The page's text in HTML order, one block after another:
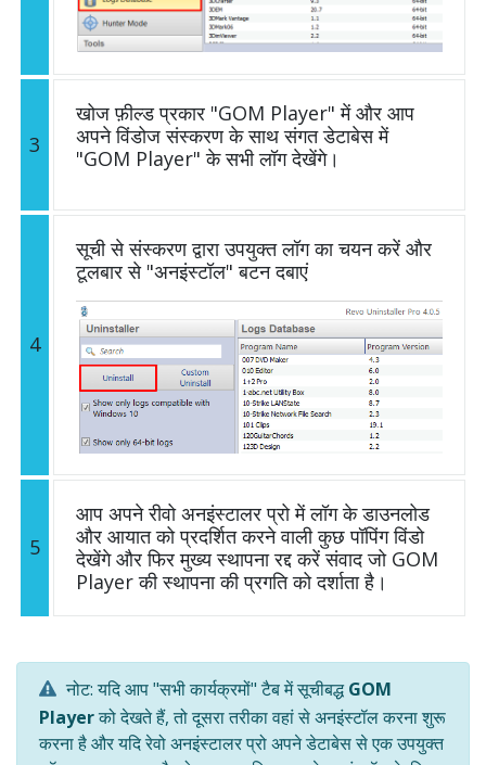
3
खोज फ़ील्ड प्रकार "GOM Player" में और आप
अपने विंडोज संस्करण के साथ संगत डेटाबेस में
"GOM Player" के सभी लॉग देखेंगे।
4
सूची से संस्करण द्वारा उपयुक्त लॉग का चयन करें और
टूलबार से "अनइंस्टॉल" बटन दबाएं
5
आप अपने रीवो अनइंस्टालर प्रो में लॉग के डाउनलोड
और आयात को प्रदर्शित करने वाली कुछ पॉपिंग विंडो
देखेंगे और फिर मुख्य स्थापना रद्द करें संवाद जो GOM
Player की स्थापना की प्रगति को दर्शाता है।
नोट: यदि आप "सभी कार्यक्रमों" टैब में सूचीबद्धGOM
Playerको देखते हैं, तो दूसरा तरीका वहां से अनइंस्टॉल करना शुरू
करना है और यदि रेवो अनइंस्टालर प्रो अपने डेटाबेस से एक उपयुक्त